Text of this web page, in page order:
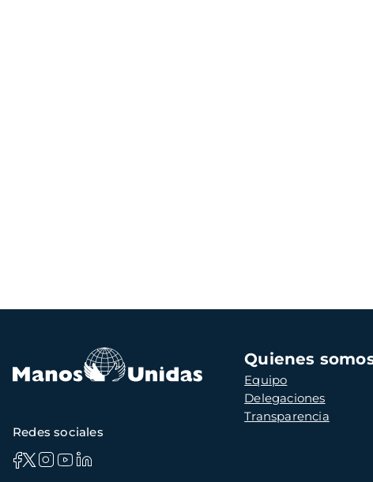
Navegación
principal
Quienes
Equipo
Delegaciones
Transparencia
Redes sociales